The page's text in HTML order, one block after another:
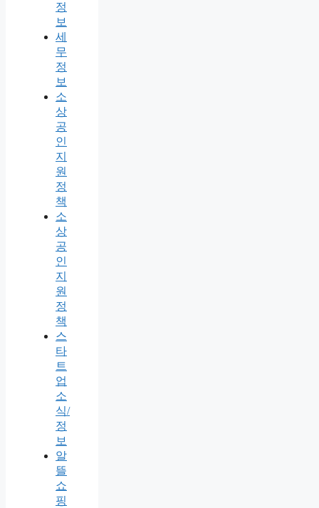
정
보
세
무
정
보
소
상
공
인
지
원
정
책
소
상
공
인
지
원
정
책
스
타
트
업
소
식/
정
보
알
뜰
쇼
핑